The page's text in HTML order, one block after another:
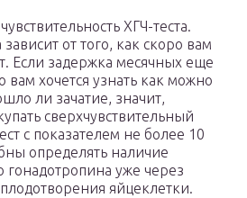
ХГЧ-теста.
от того, как скоро вам
Если задержка месячных еще
вам хочется узнать как можно
ли зачатие, значит,
сверхчувствительный
с показателем не более 10
определять наличие
гонадотропина уже через
яйцеклетки.